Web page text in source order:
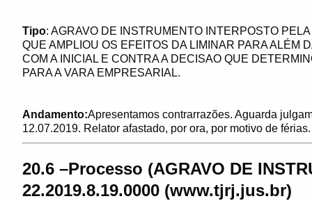
Tipo: AGRAVO DE INSTRUMENTO INTERPOSTO
QUE AMPLIOU OS EFEITOS DA LIMINAR PARA ALÉM
COM A INICIAL E CONTRA A DECISAO QUE
PARA A VARA EMPRESARIAL.
Andamento:Apresentamos contrarrazões. Aguarda
12.07.2019. Relator afastado, por ora, por motivo de
20.6 –Processo (AGRAVO DE
22.2019.8.19.0000 (www.tjrj.jus.br)